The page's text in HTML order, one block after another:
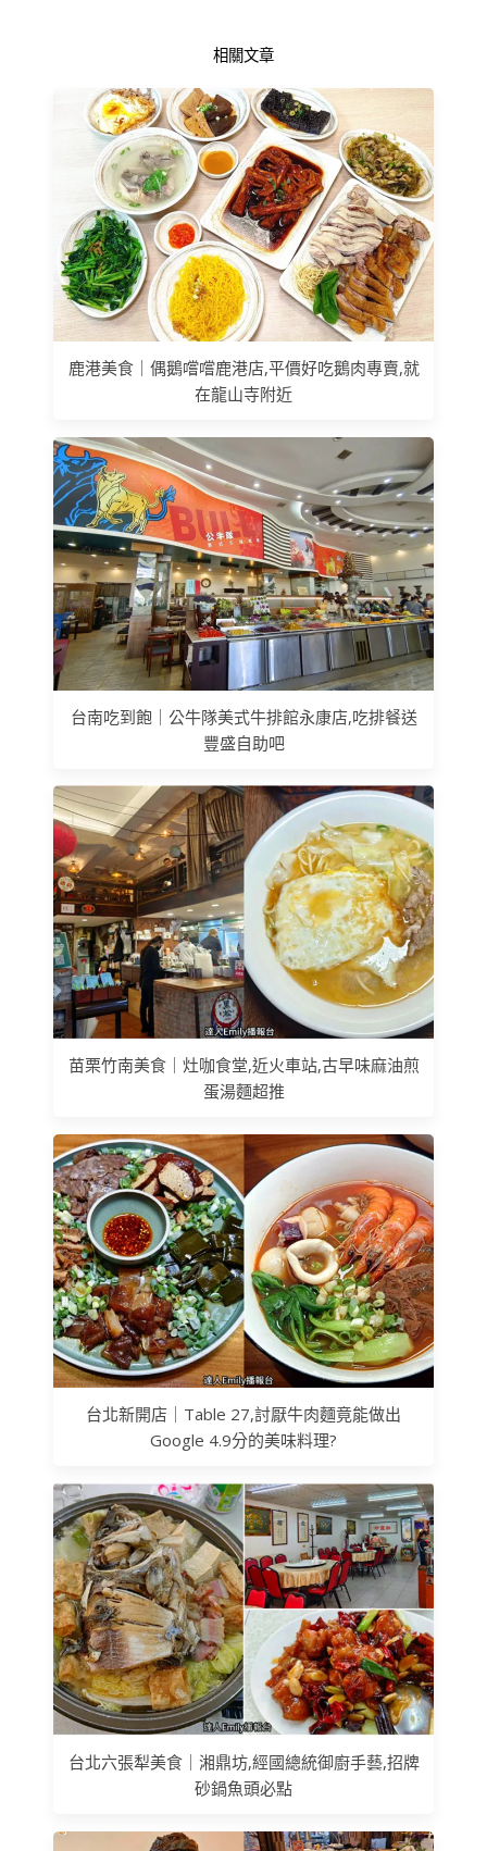
相關文章
鹿港美食｜偶鵝嚐嚐鹿港店,平價好吃鵝肉專賣,就
在龍山寺附近
台南吃到飽｜公牛隊美式牛排館永康店,吃排餐送
豐盛自助吧
苗栗竹南美食｜灶咖食堂,近火車站,古早味麻油煎
蛋湯麵超推
台北新開店｜Table 27,討厭牛肉麵竟能做出
Google 4.9分的美味料理?
台北六張犁美食｜湘鼎坊,經國總統御廚手藝,招牌
砂鍋魚頭必點